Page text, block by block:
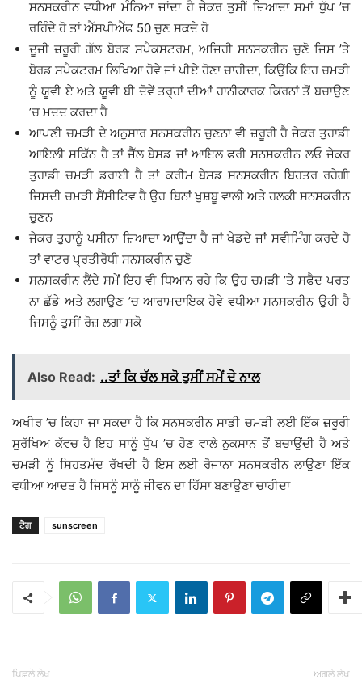
ਸਨਸਕਰੀਨ ਵਧੀਆ ਮੰਨਿਆ ਜਾਂਦਾ ਹੈ ਜੇਕਰ ਤੁਸੀਂ ਜ਼ਿਆਦਾ ਸਮਾਂ ਧੁੱਪ ’ਚ
ਰਹਿੰਦੇ ਹੋ ਤਾਂ ਐੱਸਪੀਐੱਫ 50 ਚੁਣ ਸਕਦੇ ਹੋ
ਦੂਜੀ ਜ਼ਰੂਰੀ ਗੱਲ ਬੋਰਡ ਸਪੈਕਸਟਰਮ, ਅਜਿਹੀ ਸਨਸਕਰੀਨ ਚੁਣੋ ਜਿਸ ’ਤੇ
ਬੋਰਡ ਸਪੈਕਟਰਮ ਲਿਖਿਆ ਹੋਵੇ ਜਾਂ ਪੀਏ ਹੋਣਾ ਚਾਹੀਦਾ, ਕਿਉਂਕਿ ਇਹ ਚਮੜੀ
ਨੂੰ ਯੂਵੀ ਏ ਅਤੇ ਯੂਵੀ ਬੀ ਦੋਵੇਂ ਤਰ੍ਹਾਂ ਦੀਆਂ ਹਾਨੀਕਾਰਕ ਕਿਰਨਾਂ ਤੋਂ ਬਚਾਉਣ
’ਚ ਮਦਦ ਕਰਦਾ ਹੈ
ਆਪਣੀ ਚਮੜੀ ਦੇ ਅਨੁਸਾਰ ਸਨਸਕਰੀਨ ਚੁਣਨਾ ਵੀ ਜ਼ਰੂਰੀ ਹੈ ਜੇਕਰ ਤੁਹਾਡੀ
ਆਇਲੀ ਸਕਿੱਨ ਹੈ ਤਾਂ ਜੈੱਲ ਬੇਸਡ ਜਾਂ ਆਇਲ ਫਰੀ ਸਨਸਕਰੀਨ ਲਓ ਜੇਕਰ
ਤੁਹਾਡੀ ਚਮੜੀ ਡਰਾਈ ਹੈ ਤਾਂ ਕਰੀਮ ਬੇਸਡ ਸਨਸਕਰੀਨ ਬਿਹਤਰ ਰਹੇਗੀ
ਜਿਸਦੀ ਚਮੜੀ ਸੈਂਸੀਟਿਵ ਹੈ ਉਹ ਬਿਨਾਂ ਖੁਸ਼ਬੂ ਵਾਲੀ ਅਤੇ ਹਲਕੀ ਸਨਸਕਰੀਨ
ਚੁਣਨ
ਜੇਕਰ ਤੁਹਾਨੂੰ ਪਸੀਨਾ ਜ਼ਿਆਦਾ ਆਉਂਦਾ ਹੈ ਜਾਂ ਖੇਡਦੇ ਜਾਂ ਸਵੀਮਿੰਗ ਕਰਦੇ ਹੋ
ਤਾਂ ਵਾਟਰ ਪ੍ਰਤੀਰੋਧੀ ਸਨਸਕਰੀਨ ਚੁਣੋ
ਸਨਸਕਰੀਨ ਲੈਂਦੇ ਸਮੇਂ ਇਹ ਵੀ ਧਿਆਨ ਰਹੇ ਕਿ ਉਹ ਚਮੜੀ ’ਤੇ ਸਫੈਦ ਪਰਤ
ਨਾ ਛੱਡੇ ਅਤੇ ਲਗਾਉਣ ’ਚ ਆਰਾਮਦਾਇਕ ਹੋਵੇ ਵਧੀਆ ਸਨਸਕਰੀਨ ਉਹੀ ਹੈ
ਜਿਸਨੂੰ ਤੁਸੀਂ ਰੋਜ਼ ਲਗਾ ਸਕੋ
Also Read: ..ਤਾਂ ਕਿ ਚੱਲ ਸਕੋ ਤੁਸੀਂ ਸਮੇਂ ਦੇ ਨਾਲ
ਅਖੀਰ ’ਚ ਕਿਹਾ ਜਾ ਸਕਦਾ ਹੈ ਕਿ ਸਨਸਕਰੀਨ ਸਾਡੀ ਚਮੜੀ ਲਈ ਇੱਕ ਜ਼ਰੂਰੀ
ਸੁਰੱਖਿਅ ਕੱਵਚ ਹੈ ਇਹ ਸਾਨੂੰ ਧੁੱਪ ’ਚ ਹੋਣ ਵਾਲੇ ਨੁਕਸਾਨ ਤੋਂ ਬਚਾਉਂਦੀ ਹੈ ਅਤੇ
ਚਮੜੀ ਨੂੰ ਸਿਹਤਮੰਦ ਰੱਖਦੀ ਹੈ ਇਸ ਲਈ ਰੋਜਾਨਾ ਸਨਸਕਰੀਨ ਲਾਉਣਾ ਇੱਕ
ਵਧੀਆ ਆਦਤ ਹੈ ਜਿਸਨੂੰ ਸਾਨੂੰ ਜੀਵਨ ਦਾ ਹਿੱਸਾ ਬਣਾਉਣਾ ਚਾਹੀਦਾ
ਟੈਗ sunscreen
ਪਿਛਲੇ ਲੇਖ ਅਗਲੇ ਲੇਖ